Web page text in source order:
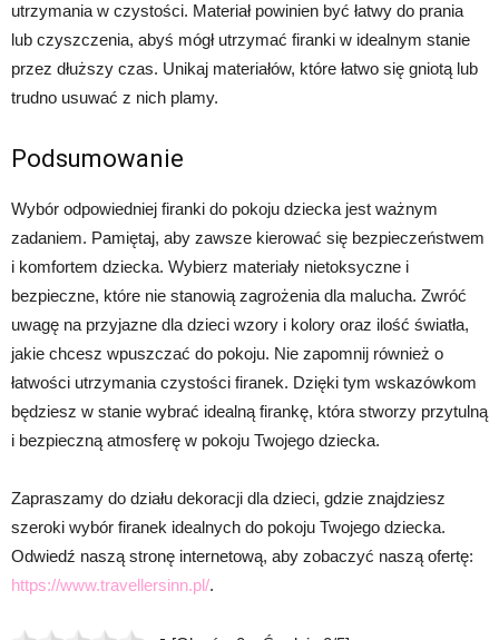
utrzymania w czystości. Materiał powinien być łatwy do prania
lub czyszczenia, abyś mógł utrzymać firanki w idealnym stanie
przez dłuższy czas. Unikaj materiałów, które łatwo się gniotą lub
trudno usuwać z nich plamy.
Podsumowanie
Wybór odpowiedniej firanki do pokoju dziecka jest ważnym
zadaniem. Pamiętaj, aby zawsze kierować się bezpieczeństwem
i komfortem dziecka. Wybierz materiały nietoksyczne i
bezpieczne, które nie stanowią zagrożenia dla malucha. Zwróć
uwagę na przyjazne dla dzieci wzory i kolory oraz ilość światła,
jakie chcesz wpuszczać do pokoju. Nie zapomnij również o
łatwości utrzymania czystości firanek. Dzięki tym wskazówkom
będziesz w stanie wybrać idealną firankę, która stworzy przytulną
i bezpieczną atmosferę w pokoju Twojego dziecka.
Zapraszamy do działu dekoracji dla dzieci, gdzie znajdziesz
szeroki wybór firanek idealnych do pokoju Twojego dziecka.
Odwiedź naszą stronę internetową, aby zobaczyć naszą ofertę:
https://www.travellersinn.pl/.